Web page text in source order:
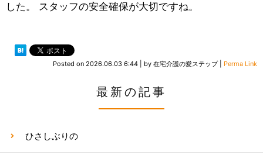
した。 スタッフの安全確保が大切ですね。
Posted on 2026.06.03 6:44 by 在宅介護の愛ステップ| Perma Link
最新の記事
ひさしぶりの